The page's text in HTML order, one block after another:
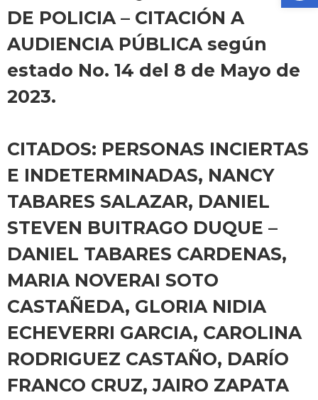
DE POLICIA – CITACIÓN A
AUDIENCIA PÚBLICA según
estado No. 14 del 8 de Mayo de
2023.
CITADOS: PERSONAS INCIERTAS
E INDETERMINADAS, NANCY
TABARES SALAZAR, DANIEL
STEVEN BUITRAGO DUQUE –
DANIEL TABARES CARDENAS,
MARIA NOVERAI SOTO
CASTAÑEDA, GLORIA NIDIA
ECHEVERRI GARCIA, CAROLINA
RODRIGUEZ CASTAÑO, DARÍO
FRANCO CRUZ, JAIRO ZAPATA